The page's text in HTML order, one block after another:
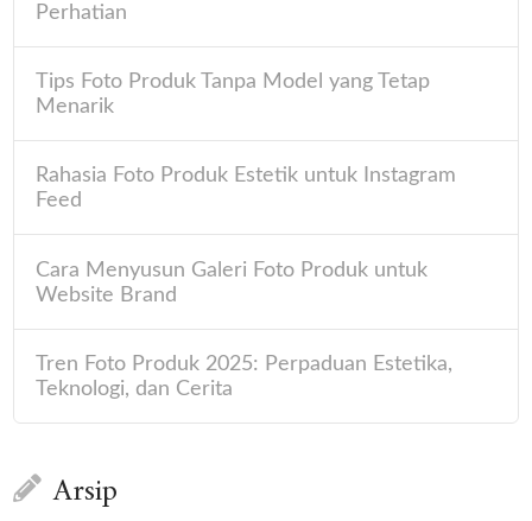
Perhatian
Tips Foto Produk Tanpa Model yang Tetap
Menarik
Rahasia Foto Produk Estetik untuk Instagram
Feed
Cara Menyusun Galeri Foto Produk untuk
Website Brand
Tren Foto Produk 2025: Perpaduan Estetika,
Teknologi, dan Cerita
Arsip